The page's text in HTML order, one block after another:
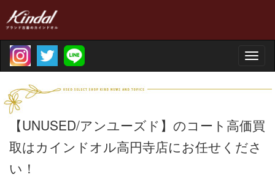
Toggle
【UNUSED/アンユーズド】のコート高価買
取はカインドオル高円寺店にお任せくださ
い！